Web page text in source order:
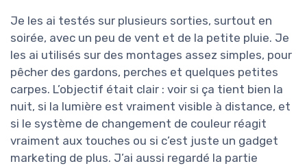
Je les ai testés sur plusieurs sorties, surtout en
soirée, avec un peu de vent et de la petite pluie. Je
les ai utilisés sur des montages assez simples, pour
pêcher des gardons, perches et quelques petites
carpes. L’objectif était clair : voir si ça tient bien la
nuit, si la lumière est vraiment visible à distance, et
si le système de changement de couleur réagit
vraiment aux touches ou si c’est juste un gadget
marketing de plus. J’ai aussi regardé la partie